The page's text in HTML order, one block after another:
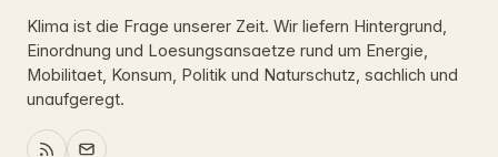
Klima ist die Frage unserer Zeit. Wir liefern Hintergrund,
Einordnung und Loesungsansaetze rund um Energie,
Mobilitaet, Konsum, Politik und Naturschutz, sachlich und
unaufgeregt.